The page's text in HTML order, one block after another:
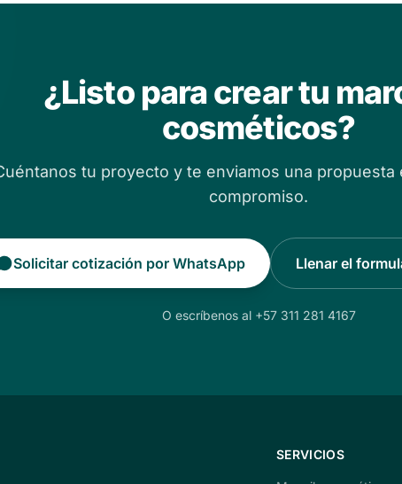
¿Listo para crear tu
cosméticos?
tu proyecto y te enviamos una propuesta
compromiso.
Solicitar cotización por WhatsApp Llenar el
O escríbenos al +57 311 281 4167
SERVICIOS